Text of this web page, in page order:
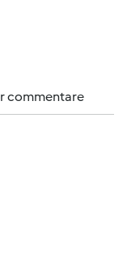
commentare